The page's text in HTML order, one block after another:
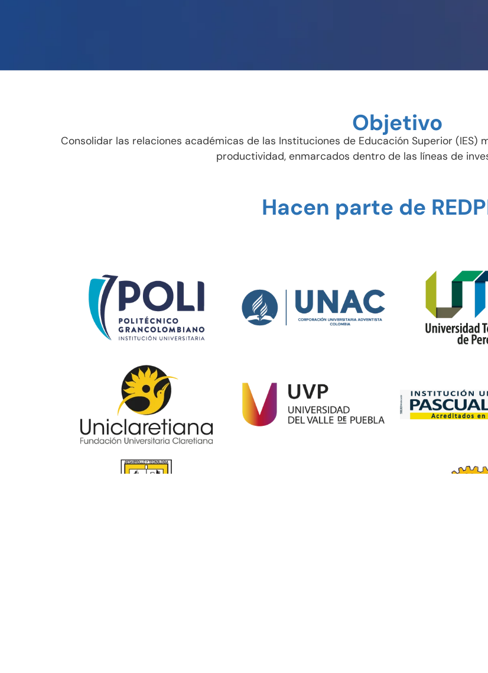
Objetivo
Consolidar las relaciones académicas de las Instituciones de Educación Superior (IES)
productividad, enmarcados dentro de las líneas de
Hacen parte de